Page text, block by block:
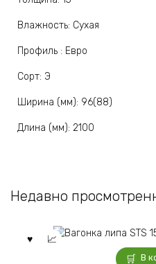
Влажность: Сухая
Профиль : Евро
Сорт: Э
Ширина (мм): 96(88)
Длина (мм): 2100
Недавно
В